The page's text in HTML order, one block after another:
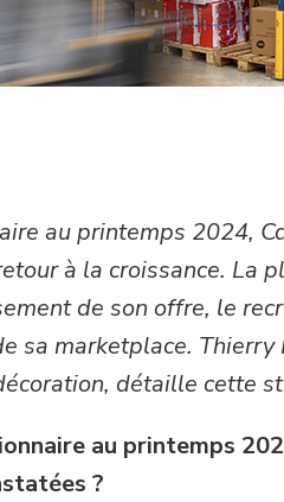
au printemps 2024,
à la croissance. La
de son offre, le
sa marketplace. Thierry
détaille cette
au printemps
?